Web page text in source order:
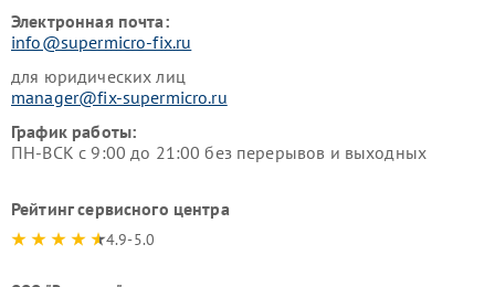
Электронная почта:
info@supermicro-fix.ru
для юридических лиц
manager@fix-supermicro.ru
График работы:
ПН-ВСК с 9:00 до 21:00 без перерывов и выходных
Рейтинг сервисного центра
4.9-5.0